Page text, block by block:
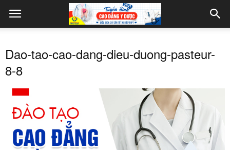
Dao-tao-cao-dang-dieu-duong-pasteur-
8-8